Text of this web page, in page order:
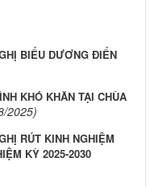
BIỂU DƯƠNG ĐIỂN
KHÓ KHĂN TẠI CHÙA
2025)
RÚT KINH NGHIỆM
KỲ 2025-2030